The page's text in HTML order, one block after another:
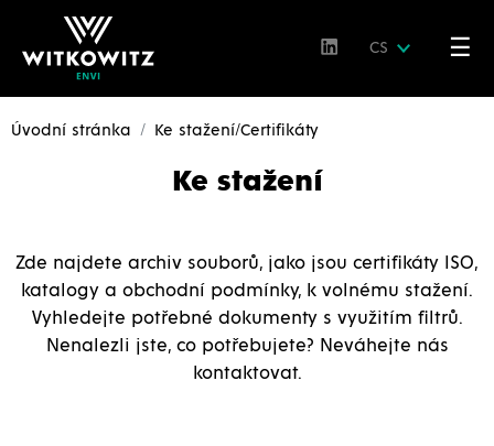
CS ☰
Úvodní stránka Ke stažení/Certifikáty
Ke stažení
Zde najdete archiv souborů, jako jsou certifikáty ISO,
katalogy a obchodní podmínky, k volnému stažení.
Vyhledejte potřebné dokumenty s využitím filtrů.
Nenalezli jste, co potřebujete? Neváhejte nás
kontaktovat.